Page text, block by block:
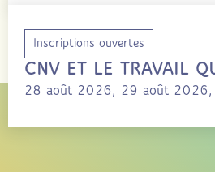
Inscriptions ouvertes
CNV ET LE TRAVAIL
28 août 2026, 29 août